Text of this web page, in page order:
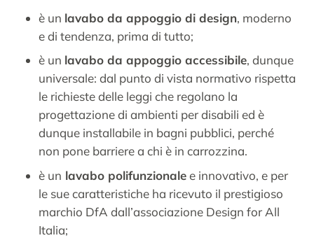
è un lavabo da appoggio di design, moderno
e di tendenza, prima di tutto;
è un lavabo da appoggio accessibile, dunque
universale: dal punto di vista normativo rispetta
le richieste delle leggi che regolano la
progettazione di ambienti per disabili ed è
dunque installabile in bagni pubblici, perché
non pone barriere a chi è in carrozzina.
è un lavabo polifunzionalee innovativo, e per
le sue caratteristiche ha ricevuto il prestigioso
marchio DfA dall’associazione Design for All
Italia;